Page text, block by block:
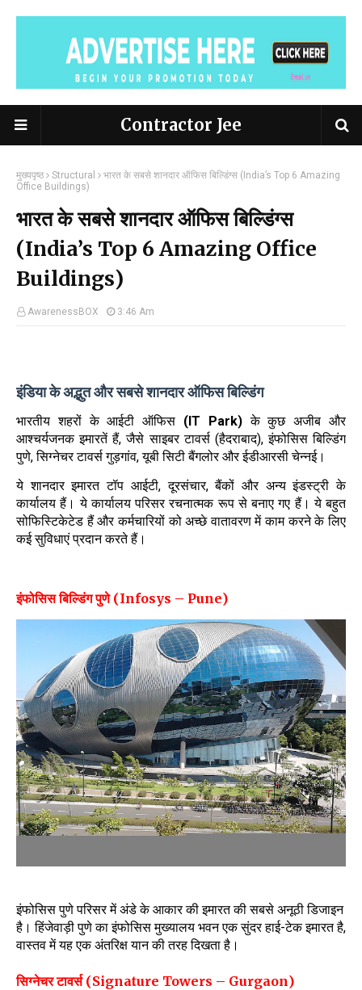
Contractor Jee
मुख्यपृष्ठ Structural
भारत के सबसे शानदार ऑफिस बिल्डिंग्स (India’s Top 6 Amazing
Office Buildings)
भारत के सबसे शानदार ऑफिस बिल्डिंग्स
(India’s Top 6 Amazing Office
Buildings)
AwarenessBOX 3:46 Am
इंडिया के अद्भुत और सबसे शानदार ऑफिस बिल्डिंग
भारतीय शहरों के आईटी ऑफिस (IT Park)के कुछ अजीब और
आश्चर्यजनक इमारतें हैं, जैसे साइबर टावर्स (हैदराबाद), इंफोसिस बिल्डिंग
पुणे, सिग्नेचर टावर्स गुड़गांव, यूबी सिटी बैंगलोर और ईडीआरसी चेन्नई।
ये शानदार इमारत टॉप आईटी, दूरसंचार, बैंकों और अन्य इंडस्ट्री के
कार्यालय हैं। ये कार्यालय परिसर रचनात्मक रूप से बनाए गए हैं। ये बहुत
सोफिस्टिकेटेड हैं और कर्मचारियों को अच्छे वातावरण में काम करने के लिए
कई सुविधाएं प्रदान करते हैं।
इंफोसिस बिल्डिंग पुणे (Infosys – Pune)
इंफोसिस पुणे परिसर में अंडे के आकार की इमारत की सबसे अनूठी डिजाइन
है। हिंजेवाड़ी पुणे का इंफोसिस मुख्यालय भवन एक सुंदर हाई-टेक इमारत है,
वास्तव में यह एक अंतरिक्ष यान की तरह दिखता है।
सिग्नेचर टावर्स (Signature Towers – Gurgaon)